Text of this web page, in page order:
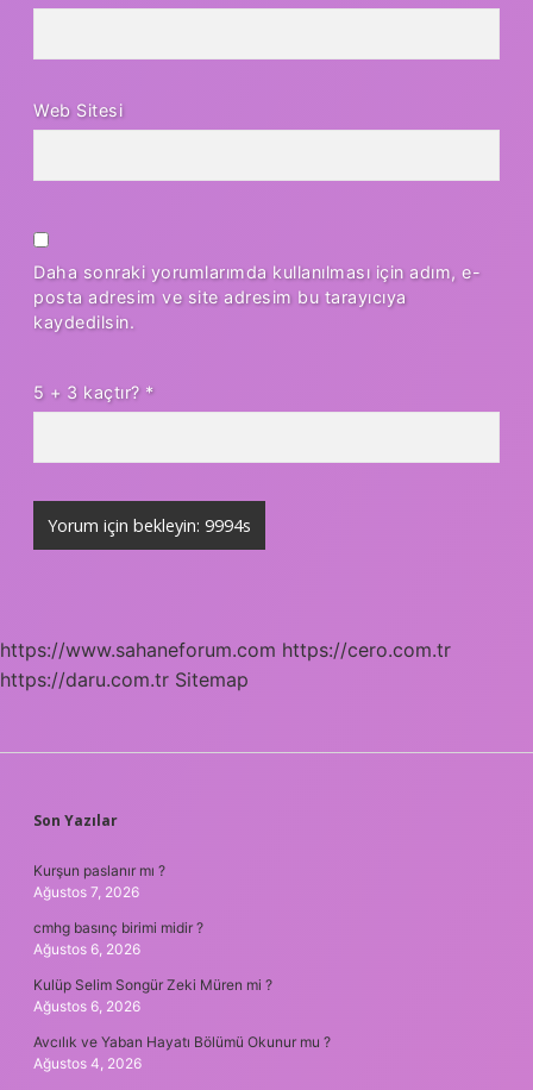
Web Sitesi
Daha sonraki yorumlarımda kullanılması için adım, e-
posta adresim ve site adresim bu tarayıcıya
kaydedilsin.
5 + 3 kaçtır? *
https://www.sahaneforum.com https://cero.com.tr
https://daru.com.tr Sitemap
SIDEBAR
Son Yazılar
Kurşun paslanır mı ?
Ağustos 7, 2026
cmhg basınç birimi midir ?
Ağustos 6, 2026
Kulüp Selim Songür Zeki Müren mi ?
Ağustos 6, 2026
Avcılık ve Yaban Hayatı Bölümü Okunur mu ?
Ağustos 4, 2026